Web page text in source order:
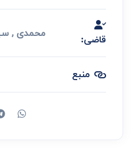
قاضی: محمدی ,
منبع